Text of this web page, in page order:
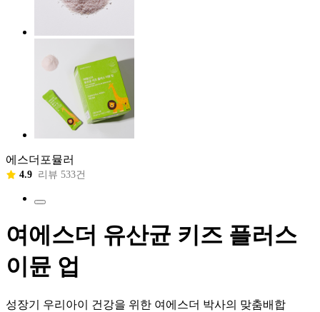
에스더포뮬러
4.9 리뷰 533건
여에스더 유산균 키즈 플러스
이뮨 업
성장기 우리아이 건강을 위한 여에스더 박사의 맞춤배합